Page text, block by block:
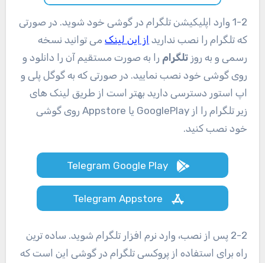
1-2 وارد اپلیکیشن تلگرام در گوشی خود شوید. در صورتی
که تلگرام را نصب ندارید از این لینکمی توانید نسخه
رسمی و به روز تلگرام را به صورت مستقیم آن را دانلود و
روی گوشی خود نصب نمایید. در صورتی که به گوگل پلی و
اپ استور دسترسی دارید بهتر است از طریق لینک های
زیر تلگرام را از GooglePlay یا Appstore روی گوشی
خود نصب کنید.
Telegram Google Play
Telegram Appstore
2-2 پس از نصب، وارد نرم افزار تلگرام شوید. ساده ترین
راه برای استفاده از پروکسی تلگرام در گوشی این است که